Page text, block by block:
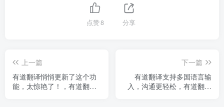
点赞8 分享
上一篇
有道翻译悄悄更新了这个功
能，太惊艳了！，有道翻译
下一篇
有道翻译支持多国语言输
入，沟通更轻松，有道翻译